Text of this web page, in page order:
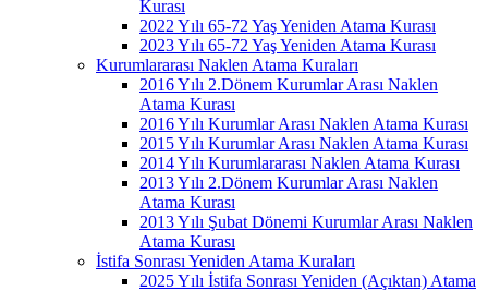
Kurası
2022 Yılı 65-72 Yaş Yeniden Atama Kurası
2023 Yılı 65-72 Yaş Yeniden Atama Kurası
Kurumlararası Naklen Atama Kuraları
2016 Yılı 2.Dönem Kurumlar Arası Naklen
Atama Kurası
2016 Yılı Kurumlar Arası Naklen Atama Kurası
2015 Yılı Kurumlar Arası Naklen Atama Kurası
2014 Yılı Kurumlararası Naklen Atama Kurası
2013 Yılı 2.Dönem Kurumlar Arası Naklen
Atama Kurası
2013 Yılı Şubat Dönemi Kurumlar Arası Naklen
Atama Kurası
İstifa Sonrası Yeniden Atama Kuraları
2025 Yılı İstifa Sonrası Yeniden (Açıktan) Atama